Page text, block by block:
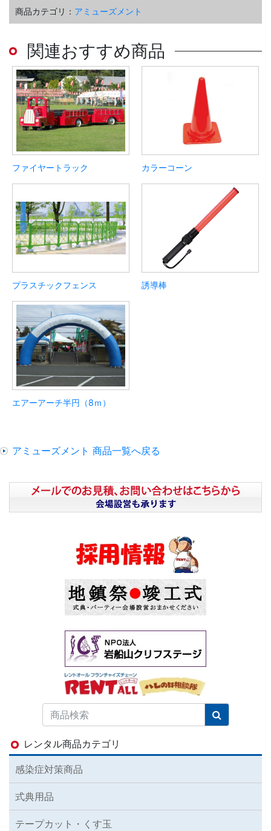
商品カテゴリ： アミューズメント
関連おすすめ商品
ファイヤートラック カラーコーン
プラスチックフェンス 誘導棒
エアーアーチ半円（8ｍ）
アミューズメント 商品一覧へ戻る
レンタル商品カテゴリ
感染症対策商品
式典用品
テープカット・くす玉